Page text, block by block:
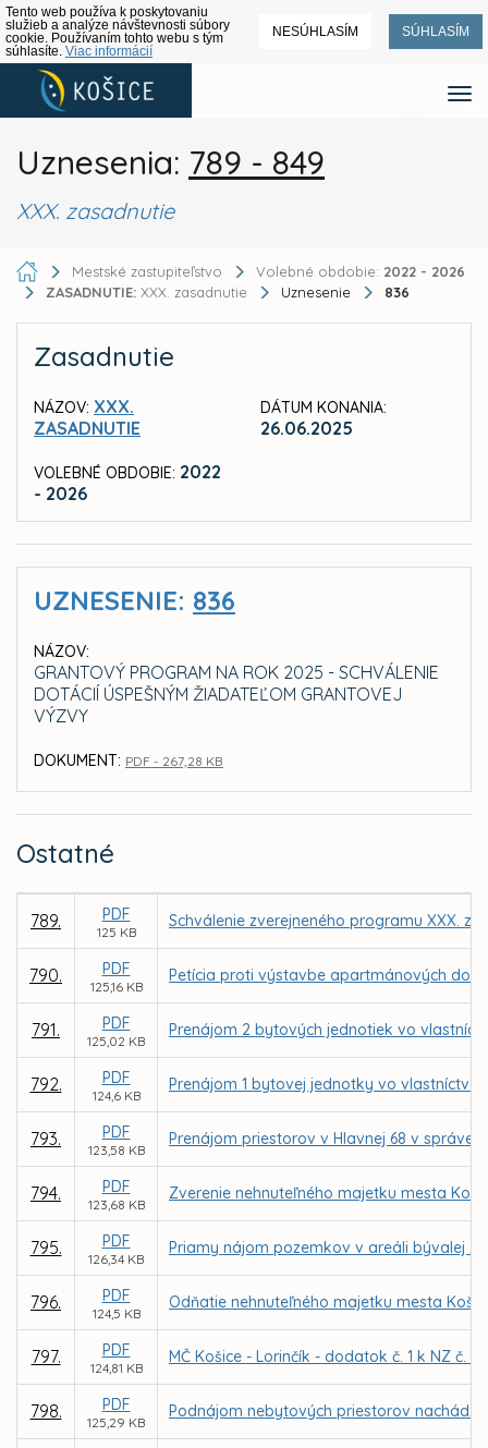
Tento web používa k poskytovaniu
služieb a analýze návštevnosti súbory
cookie. Používaním tohto webu s tým
súhlasíte. Viac informácií
NESÚHLASÍM SÚHLASÍM
Uznesenia: 789 - 849
XXX. zasadnutie
Mestské zastupiteľstvo Volebné obdobie: 2022 - 2026
ZASADNUTIE: XXX. zasadnutie Uznesenie 836
Zasadnutie
NÁZOV: XXX.
ZASADNUTIE
VOLEBNÉ OBDOBIE: 2022
- 2026
DÁTUM KONANIA:
26.06.2025
UZNESENIE: 836
NÁZOV:
GRANTOVÝ PROGRAM NA ROK 2025 - SCHVÁLENIE
DOTÁCIÍ ÚSPEŠNÝM ŽIADATEĽOM GRANTOVEJ
VÝZVY
DOKUMENT: PDF - 267,28 KB
Ostatné
789. PDF
125 KB
Schválenie zverejneného programu XXX.
790. PDF
125,16 KB
Petícia proti výstavbe apartmánových
791. PDF
125,02 KB
Prenájom 2 bytových jednotiek vo
792. PDF
124,6 KB
Prenájom 1 bytovej jednotky vo
793. PDF
123,58 KB
Prenájom priestorov v Hlavnej 68 v správe
794. PDF
123,68 KB
Zverenie nehnuteľného majetku mesta
795. PDF
126,34 KB
Priamy nájom pozemkov v areáli bývalej
796. PDF
124,5 KB
Odňatie nehnuteľného majetku mesta
797. PDF
124,81 KB
MČ Košice - Lorinčík - dodatok č. 1 k NZ č.
798. PDF
125,29 KB
Podnájom nebytových priestorov